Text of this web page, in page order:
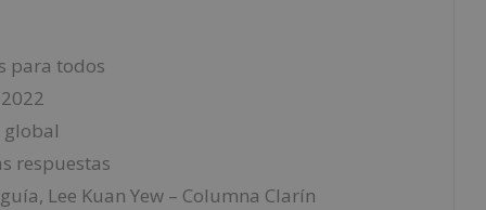
para todos
respuestas
Lee Kuan Yew – Columna Clarín